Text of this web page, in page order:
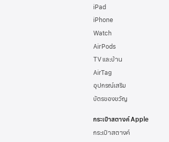
iPad
iPhone
Watch
AirPods
TV และบ้าน
AirTag
อุปกรณ์เสริม
บัตรของขวัญ
กระเป๋าสตางค์ Apple
กระเป๋าสตางค์